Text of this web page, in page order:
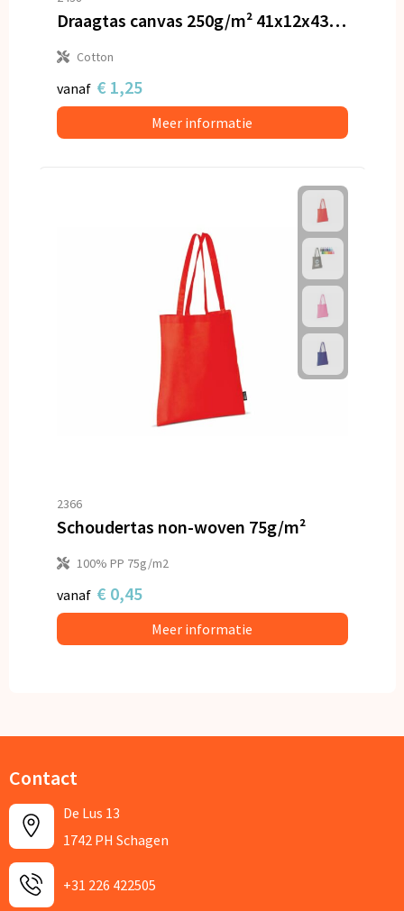
Draagtas canvas 250g/m² 41x12x43cm
Cotton
vanaf € 1,25
Meer informatie
2366
Schoudertas non-woven 75g/m²
100% PP 75g/m2
vanaf € 0,45
Meer informatie
Contact
De Lus 13
1742 PH Schagen
+31 226 422505